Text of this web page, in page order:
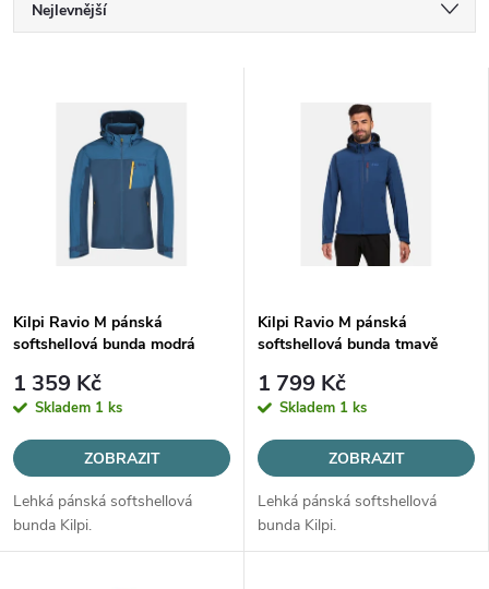
Ř
p
r
o
d
u
Nejlevnější
Abecedně
s
p
r
o
d
Kilpi Ravio M pánská
softshellová bunda modrá
1 359 Kč
Skladem 1 ks
ZOBRAZIT
Lehká pánská softshellová
bunda Kilpi.
Kilpi Ravio M pánská
softshellová bunda tmavě
1 799 Kč
Skladem 1 ks
ZOBRAZIT
Lehká pánská softshellová
bunda Kilpi.